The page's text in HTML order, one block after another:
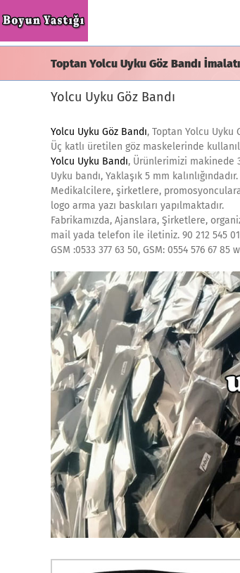
to
Toptan Yolcu Uyku Göz Bandı İmalatı
Yolcu Uyku Göz Bandı
Yolcu Uyku Göz Bandı, Toptan Yolcu Uyku
Üç katlı üretilen göz maskelerinde
Yolcu Uyku Bandı, Ürünlerimizi makinede
Uyku bandı, Yaklaşık 5 mm
Medikalcilere, şirketlere,
logo arma yazı baskıları yapılmaktadır.
Fabrikamızda, Ajanslara, Şirketlere,
mail yada telefon ile iletiniz. 90 212 545
GSM :0533 377 63 50, GSM: 0554 576 67 85